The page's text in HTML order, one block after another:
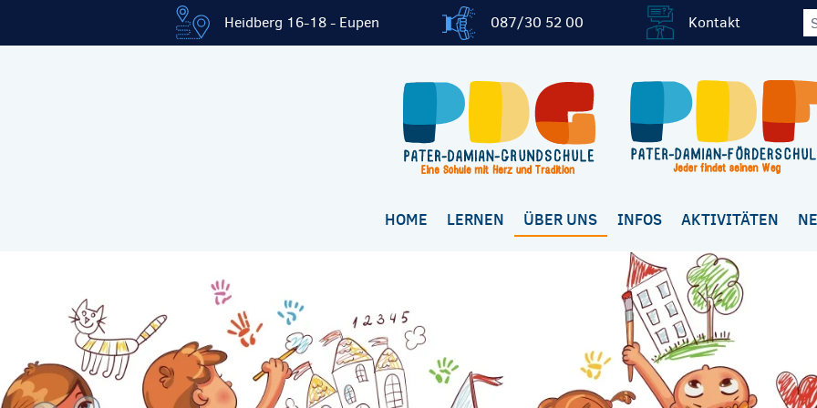
Heidberg 16-18 - Eupen 087/30 52 00 Kontakt
HOME LERNEN ÜBER UNS INFOS AKTIVITÄTEN